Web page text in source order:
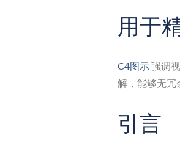
用于
C4图示强调
解，能够无冗
引言